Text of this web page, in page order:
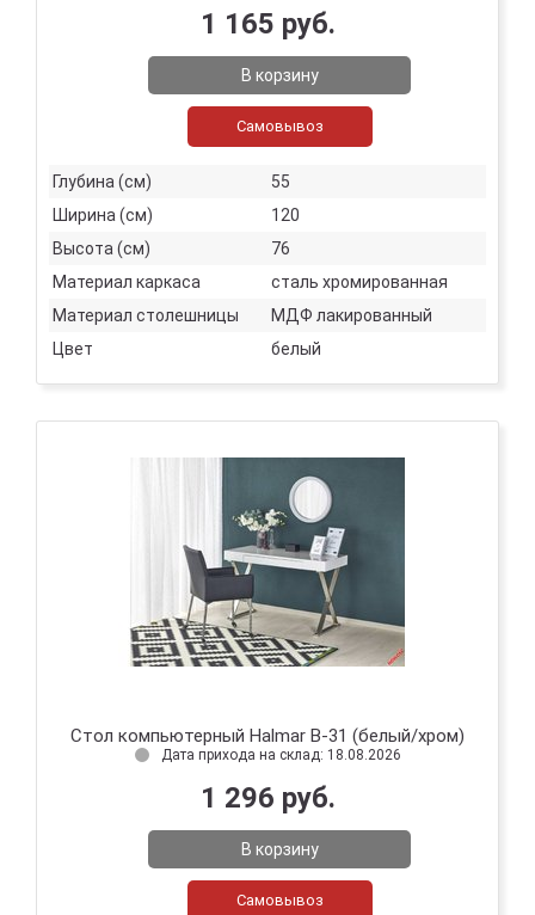
1 165 руб.
В корзину
Самовывоз
Глубина (см)
55
Ширина (см)
120
Высота (см)
76
Материал каркаса
сталь хромированная
Материал столешницы
МДФ лакированный
Цвет
белый
Стол компьютерный Halmar B-31 (белый/хром)
Дата прихода на склад: 18.08.2026
1 296 руб.
В корзину
Самовывоз